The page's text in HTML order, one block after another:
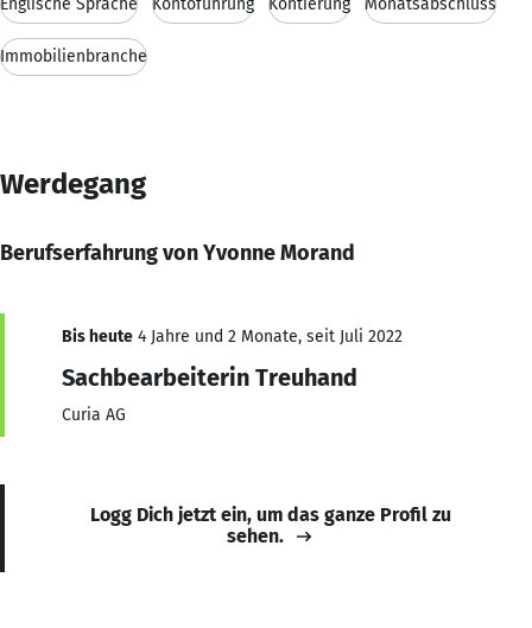
Immobilienbranche
Werdegang
Berufserfahrung von Yvonne Morand
Bis heute 4 Jahre und 2 Monate, seit Juli 2022
Sachbearbeiterin Treuhand
Curia AG
Logg Dich jetzt ein, um das ganze Profil zu
sehen.